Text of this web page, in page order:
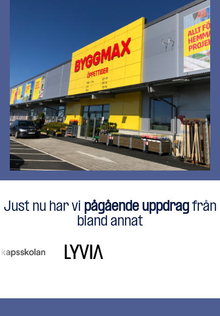
Just nu har vi pågående uppdragfrån
bland annat